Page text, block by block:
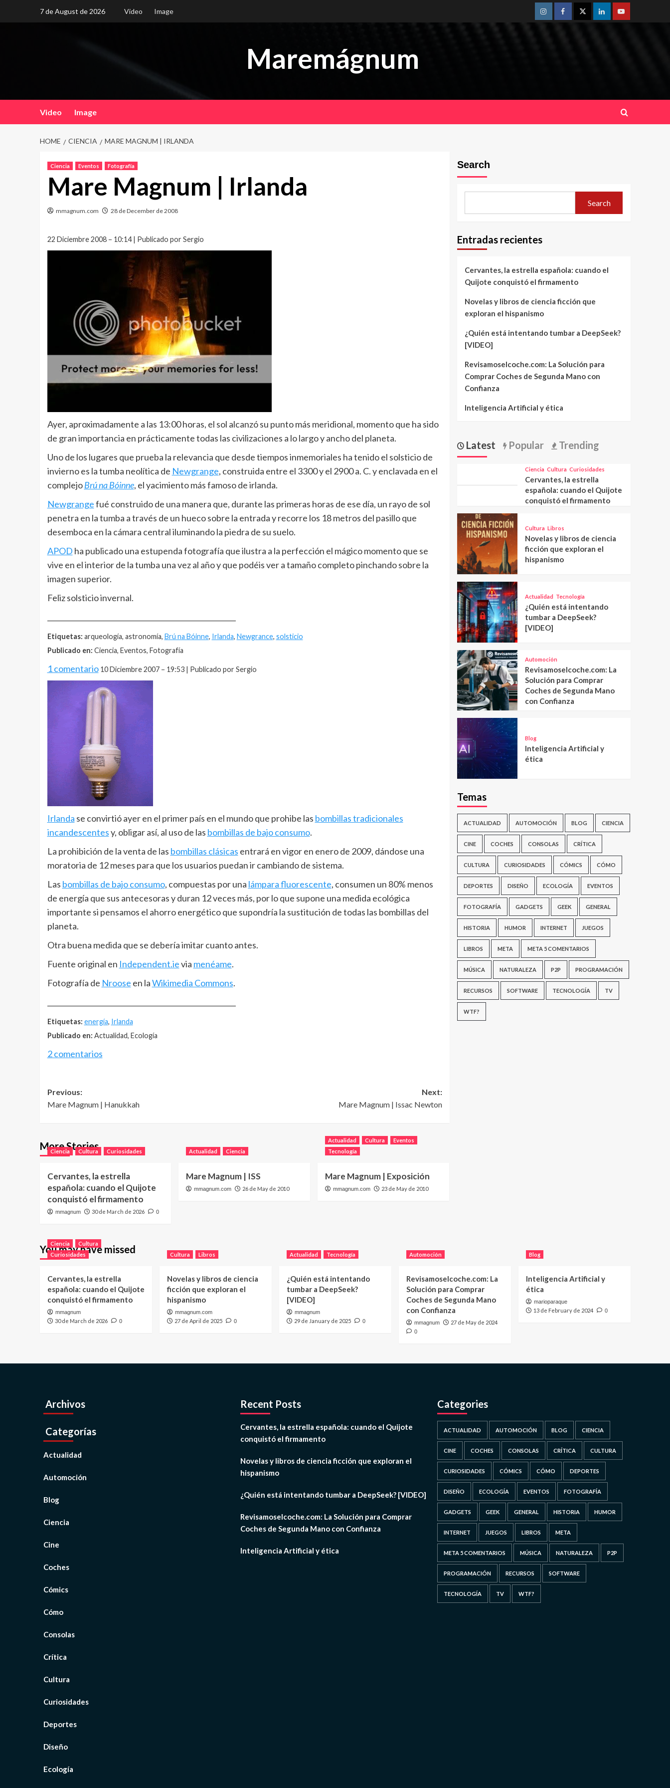
7 de August de 2026 Video Image
InstagramFacebookTwitterLinkedinYoutube
Maremágnum
Video Image
HOME CIENCIA MARE MAGNUM | IRLANDA
Ciencia Eventos Fotografía
Mare Magnum | Irlanda
mmagnum.com 28 de December de 2008
22 Diciembre 2008 – 10:14 | Publicado por Sergio
Ayer, aproximadamente a las 13:00 horas, el sol alcanzó su punto más meridional, momento que ha sido
de gran importancia en prácticamente todas las civilizaciones a lo largo y ancho del planeta.
Uno de los lugares que prueba la relevancia que desde tiempos inmemoriales ha tenido el solsticio de
invierno es la tumba neolítica de Newgrange, construida entre el 3300 y el 2900 a. C. y enclavada en el
complejoBrú na Bóinne, el yacimiento más famoso de irlanda.
Newgrangefué construido de una manera que, durante las primeras horas de ese día, un rayo de sol
penetra en la tumba a través de un hueco sobre la entrada y recorre los 18 metros del pasillo que
desemboca en la cámara central iluminando la piedra de su suelo.
APOD ha publicado una estupenda fotografía que ilustra a la perfección el mágico momento que se
vive en el interior de la tumba una vez al año y que podéis ver a tamaño completo pinchando sobre la
imagen superior.
Feliz solsticio invernal.
Etiquetas: arqueología, astronomía, Brú na Bóinne, Irlanda, Newgrance, solsticio
Publicado en: Ciencia, Eventos, Fotografía
1 comentario 10 Diciembre 2007 – 19:53 | Publicado por Sergio
Irlanda se convirtió ayer en el primer país en el mundo que prohibe las bombillas tradicionales
incandescentesy, obligar así, al uso de las bombillas de bajo consumo.
La prohibición de la venta de las bombillas clásicas entrará en vigor en enero de 2009, dándose una
moratoria de 12 meses para que los usuarios puedan ir cambiando de sistema.
Las bombillas de bajo consumo, compuestas por una lámpara fluorescente, consumen un 80% menos
de energía que sus antecesoras y duran 12 veces más, por lo que supone una medida ecológica
importante si pensamos el ahorro energético que supondría la sustitución de todas las bombillas del
planeta.
Otra buena medida que se debería imitar cuanto antes.
Fuente original en Independent.ievia menéame.
Fotografía de Nroose en laWikimedia Commons.
Etiquetas: energía, Irlanda
Publicado en: Actualidad, Ecología
2 comentarios
Post
navigation
Previous:
Mare Magnum | Hanukkah
Next:
Mare Magnum | Issac Newton
More Stories
Ciencia Cultura Curiosidades
Cervantes, la estrella
española: cuando el Quijote
conquistó el firmamento
mmagnum 30 de March de 2026 0
Actualidad Ciencia
Mare Magnum | ISS
mmagnum.com 26 de May de 2010
Actualidad Cultura
Eventos
Tecnología
Mare Magnum | Exposición
mmagnum.com 23 de May de 2010
Search
Search
Entradas recientes
Cervantes, la estrella española: cuando el
Quijote conquistó el firmamento
Novelas y libros de ciencia ficción que
exploran el hispanismo
¿Quién está intentando tumbar a DeepSeek?
[VIDEO]
Revisamoselcoche.com: La Solución para
Comprar Coches de Segunda Mano con
Confianza
Inteligencia Artificial y ética
Latest Popular Trending
Ciencia Cultura Curiosidades
Cervantes, la estrella
española: cuando el Quijote
conquistó el firmamento
Cultura Libros
Novelas y libros de ciencia
ficción que exploran el
hispanismo
Actualidad Tecnología
¿Quién está intentando
tumbar a DeepSeek?
[VIDEO]
Automoción
Revisamoselcoche.com: La
Solución para Comprar
Coches de Segunda Mano
con Confianza
Blog
Inteligencia Artificial y
ética
Temas
ACTUALIDAD AUTOMOCIÓN BLOG CIENCIA
CINE COCHES CONSOLAS CRÍTICA
CULTURA CURIOSIDADES CÓMICS CÓMO
DEPORTES DISEÑO ECOLOGÍA EVENTOS
FOTOGRAFÍA GADGETS GEEK GENERAL
HISTORIA HUMOR INTERNET JUEGOS
LIBROS META META 5 COMENTARIOS
MÚSICA NATURALEZA P2P PROGRAMACIÓN
RECURSOS SOFTWARE TECNOLOGÍA TV
WTF?
You may have missed
Ciencia
Cultura
Curiosidades
Cervantes, la estrella
española: cuando el Quijote
conquistó el firmamento
mmagnum
30 de March de 2026 0
Cultura Libros
Novelas y libros de ciencia
ficción que exploran el
hispanismo
mmagnum.com
27 de April de 2025 0
Actualidad Tecnología
¿Quién está intentando
tumbar a DeepSeek?
[VIDEO]
mmagnum
29 de January de 2025 0
Automoción
Revisamoselcoche.com: La
Solución para Comprar
Coches de Segunda Mano
con Confianza
mmagnum 27 de May de 2024
0
Blog
Inteligencia Artificial y
ética
marioparaque
13 de February de 2024 0
Archivos
Categorías
Actualidad
Automoción
Blog
Ciencia
Cine
Coches
Cómics
Cómo
Consolas
Crítica
Cultura
Curiosidades
Deportes
Diseño
Ecología
Recent Posts
Cervantes, la estrella española: cuando el Quijote
conquistó el firmamento
Novelas y libros de ciencia ficción que exploran el
hispanismo
¿Quién está intentando tumbar a DeepSeek? [VIDEO]
Revisamoselcoche.com: La Solución para Comprar
Coches de Segunda Mano con Confianza
Inteligencia Artificial y ética
Categories
ACTUALIDAD AUTOMOCIÓN BLOG CIENCIA
CINE COCHES CONSOLAS CRÍTICA CULTURA
CURIOSIDADES CÓMICS CÓMO DEPORTES
DISEÑO ECOLOGÍA EVENTOS FOTOGRAFÍA
GADGETS GEEK GENERAL HISTORIA HUMOR
INTERNET JUEGOS LIBROS META
META 5 COMENTARIOS MÚSICA NATURALEZA P2P
PROGRAMACIÓN RECURSOS SOFTWARE
TECNOLOGÍA TV WTF?